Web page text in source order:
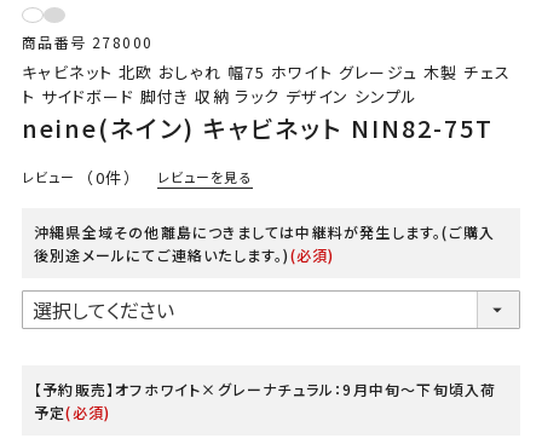
商品番号 278000
キャビネット 北欧 おしゃれ 幅75 ホワイト グレージュ 木製 チェス
ト サイドボード 脚付き 収納 ラック デザイン シンプル
neine(ネイン) キャビネット NIN82-75T
レビュー （0件） レビューを見る
沖縄県全域その他離島につきましては中継料が発生します。(ご購入
後別途メールにてご連絡いたします。)(必須)
【予約販売】オフホワイト×グレーナチュラル：9月中旬～下旬頃入荷
予定(必須)